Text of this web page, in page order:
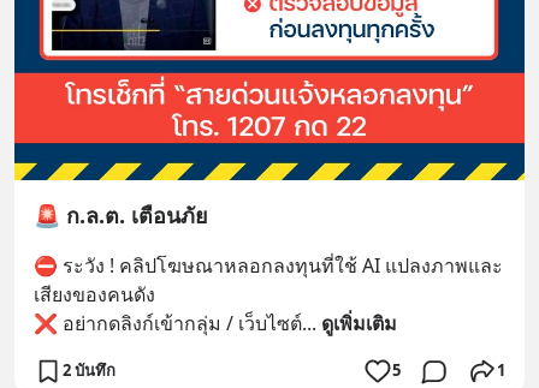
🚨 ก.ล.ต. เตือนภัย
⛔ ระวัง ! คลิปโฆษณาหลอกลงทุนที่ใช้ AI แปลงภาพและ
เสียงของคนดัง
❌ อย่ากดลิงก์เข้ากลุ่ม / เว็บไซต์... ดูเพิ่มเติม
2 บันทึก 5 1